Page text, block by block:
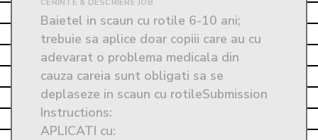
CERINTE & DESCRIERE JOB
Baietel in scaun cu rotile 6-10 ani;
trebuie sa aplice doar copiii care au cu
adevarat o problema medicala din
cauza careia sunt obligati sa se
deplaseze in scaun cu rotileSubmission
Instructions:
APLICATI cu: